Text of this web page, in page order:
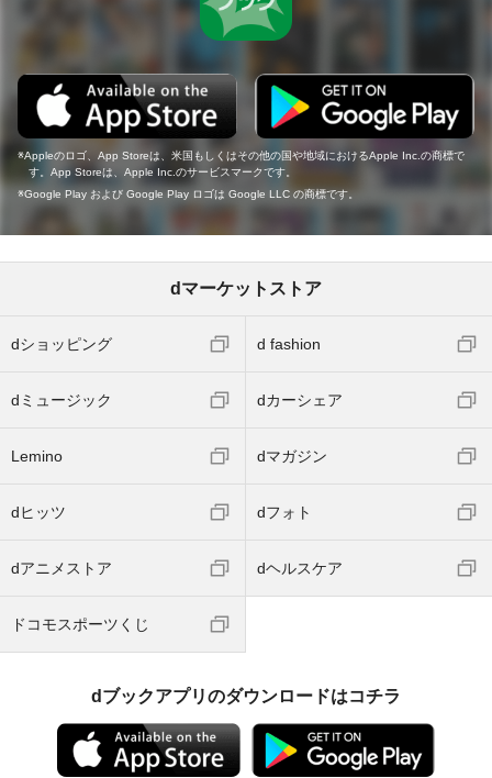
Appleのロゴ、App Storeは、米国もしくはその他の国や地域におけるApple Inc.の商標で
す。App Storeは、Apple Inc.のサービスマークです。
Google Play および Google Play ロゴは Google LLC の商標です。
dマーケットストア
dショッピング d fashion
dミュージック dカーシェア
Lemino dマガジン
dヒッツ dフォト
dアニメストア dヘルスケア
ドコモスポーツくじ
dブックアプリのダウンロードはコチラ